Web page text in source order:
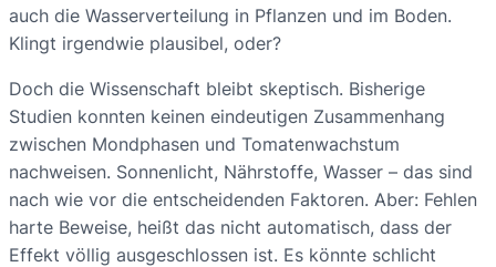
auch die Wasserverteilung in Pflanzen und im Boden.
Klingt irgendwie plausibel, oder?
Doch die Wissenschaft bleibt skeptisch. Bisherige
Studien konnten keinen eindeutigen Zusammenhang
zwischen Mondphasen und Tomatenwachstum
nachweisen. Sonnenlicht, Nährstoffe, Wasser – das sind
nach wie vor die entscheidenden Faktoren. Aber: Fehlen
harte Beweise, heißt das nicht automatisch, dass der
Effekt völlig ausgeschlossen ist. Es könnte schlicht